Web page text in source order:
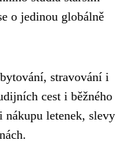
o jedinou globálně
stravování i
cest i běžného
letenek, slevy